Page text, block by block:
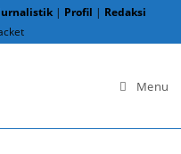
| Profil | Redaksi
Menu